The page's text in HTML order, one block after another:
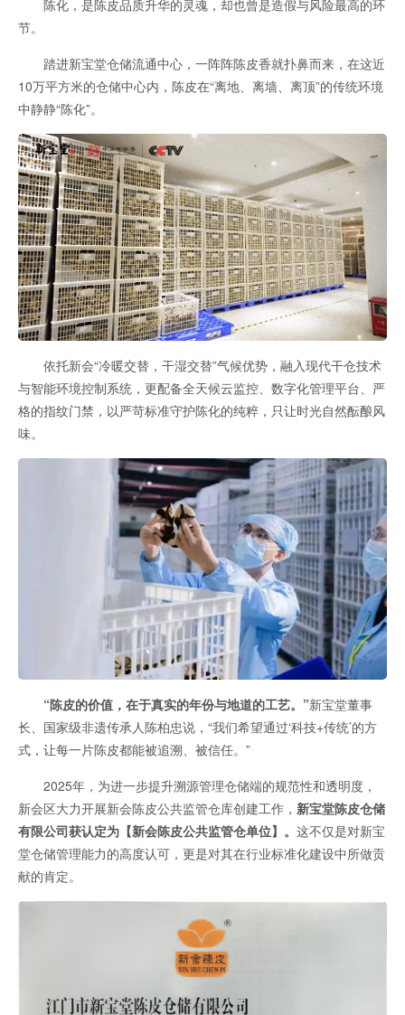
陈化，是陈皮品质升华的灵魂，却也曾是造假与风险最高的环
节。
踏进新宝堂仓储流通中心，一阵阵陈皮香就扑鼻而来，在这近
10万平方米的仓储中心内，陈皮在“离地、离墙、离顶”的传统环境
中静静“陈化”。
依托新会“冷暖交替，干湿交替”气候优势，融入现代干仓技术
与智能环境控制系统，更配备全天候云监控、数字化管理平台、严
格的指纹门禁，以严苛标准守护陈化的纯粹，只让时光自然酝酿风
味。
“陈皮的价值，在于真实的年份与地道的工艺。”新宝堂董事
长、国家级非遗传承人陈柏忠说，“我们希望通过‘科技+传统’的方
式，让每一片陈皮都能被追溯、被信任。”
2025年，为进一步提升溯源管理仓储端的规范性和透明度，
新会区大力开展新会陈皮公共监管仓库创建工作， 新宝堂陈皮仓储
有限公司获认定为【新会陈皮公共监管仓单位】。 这不仅是对新宝
堂仓储管理能力的高度认可，更是对其在行业标准化建设中所做贡
献的肯定。